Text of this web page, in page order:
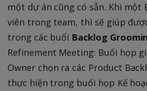
một dự án cũng có sẵn. Khi một
viên trong team, thì sẽ giúp
trong các buổi Backlog
Refinement Meeting: Buổi họp
Owner chọn ra các Product
thực hiện trong buổi họp Kế